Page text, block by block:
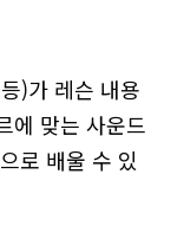
)가 레슨 내용
에 맞는 사운드
로 배울 수 있